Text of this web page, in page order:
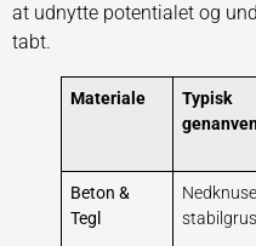
at udnytte potentialet og
tabt.
Materiale
Typisk
Beton &
Tegl